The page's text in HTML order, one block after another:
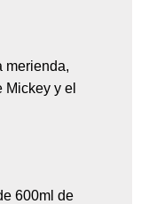
merienda,
y el
600ml de